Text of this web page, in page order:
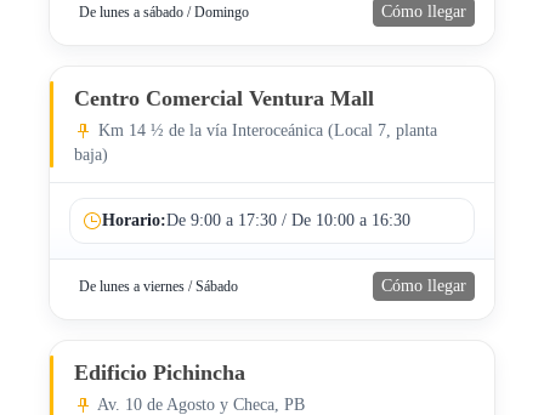
De lunes a sábado / Domingo Cómo llegar
Centro Comercial Ventura Mall
Km 14 ½ de la vía Interoceánica (Local 7, planta
baja)
Horario:De 9:00 a 17:30 / De 10:00 a 16:30
De lunes a viernes / Sábado Cómo llegar
Edificio Pichincha
Av. 10 de Agosto y Checa, PB